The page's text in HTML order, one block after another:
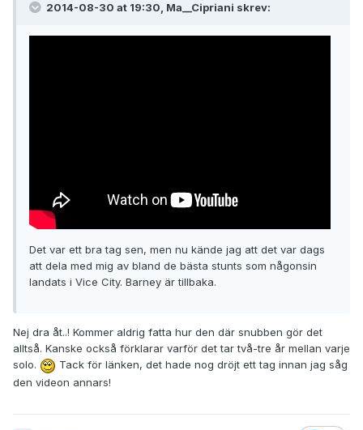
2014-08-30 at 19:30, Ma__Cipriani skrev:
Det var ett bra tag sen, men nu kände jag att det var dags
att dela med mig av bland de bästa stunts som någonsin
landats i Vice City. Barney är tillbaka.
Nej dra åt..! Kommer aldrig fatta hur den där snubben gör det
alltså. Kanske också förklarar varför det tar två-tre år mellan varje
solo.
Tack för länken, det hade nog dröjt ett tag innan jag såg
den videon annars!